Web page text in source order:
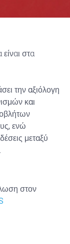
στα
την αξιόλογη
και
ενώ
μεταξύ
στον